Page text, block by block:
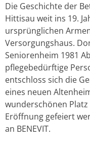
Die Geschichte der
Hittisau weit ins 19.
ursprünglichen
Versorgungshaus.
Seniorenheim 1981
pflegebedürftige
entschloss sich die
eines neuen
wunderschönen
Eröffnung gefeiert
an BENEVIT.